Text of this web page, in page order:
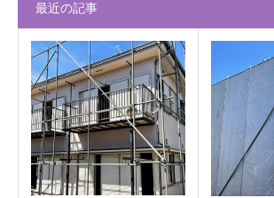
最近の記事